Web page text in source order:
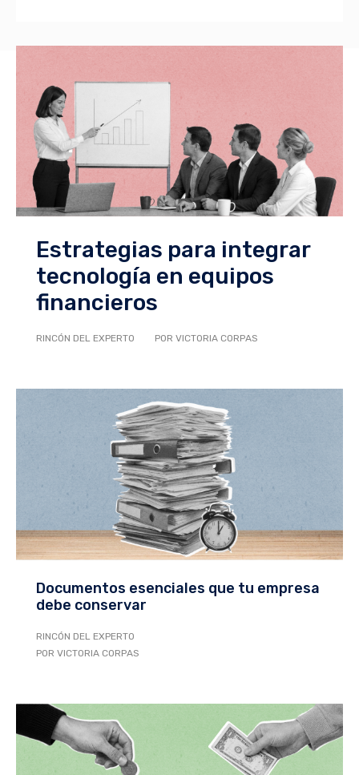
Estrategias para integrar
tecnología en equipos
financieros
RINCÓN DEL EXPERTO POR VICTORIA CORPAS
Documentos esenciales que tu empresa
debe conservar
RINCÓN DEL EXPERTO
POR VICTORIA CORPAS